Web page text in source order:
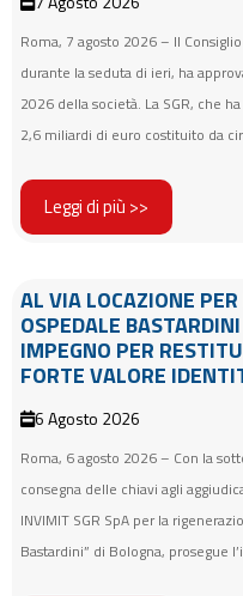
Roma, 7 agosto 2026 – Il
durante la seduta di ieri, ha
2026 della società. La SGR, che
2,6 miliardi di euro costituito da
Leggi di più >>
AL VIA LOCAZIONE
OSPEDALE
IMPEGNO PER
FORTE VALORE
6 Agosto 2026
Roma, 6 agosto 2026 – Con la
consegna delle chiavi agli
INVIMIT SGR SpA per la
Bastardini” di Bologna, prosegue